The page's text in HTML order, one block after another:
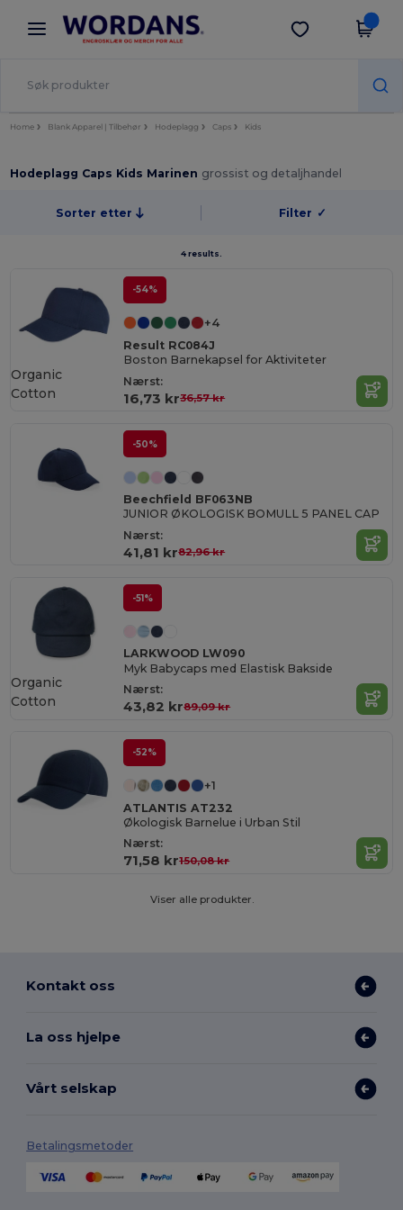
× Wordans-app
Bedre priser i appen!
Last ned app
Home Blank Apparel | Tilbehør Hodeplagg Caps Kids
Hodeplagg Caps Kids Marinen grossist og detaljhandel
Sorter etter Filter ✓
4 results.
-54%
+4
Result RC084J
Boston Barnekapsel for Aktiviteter
Nærst:
16,73 kr36,57 kr
Organic
Cotton
-50%
Beechfield BF063NB
JUNIOR ØKOLOGISK BOMULL 5 PANEL CAP
Nærst:
41,81 kr82,96 kr
-51%
LARKWOOD LW090
Myk Babycaps med Elastisk Bakside
Nærst:
43,82 kr89,09 kr
Organic
Cotton
-52%
+1
ATLANTIS AT232
Økologisk Barnelue i Urban Stil
Nærst:
71,58 kr150,08 kr
Viser alle produkter.
Kontakt oss
La oss hjelpe
Vårt selskap
Betalingsmetoder